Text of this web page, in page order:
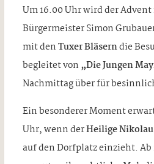
Um 16.00 Uhr wird der
Bürgermeister Simon
mit denTuxer Bläserndie
begleitet von „Die Jungen
Nachmittag über für
Ein besonderer Moment
Uhr, wenn derHeilige
auf den Dorfplatz einzieht.